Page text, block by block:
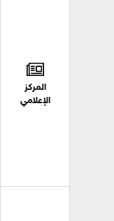
المركز
الإعلامي